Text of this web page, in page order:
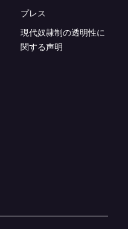
プレス
現代奴隷制の透明性に
関する声明